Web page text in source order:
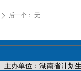
ꄲ 后一个： 无
主办单位：湖南省计划